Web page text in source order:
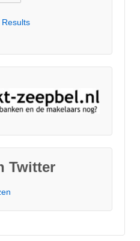
Results
Twitter